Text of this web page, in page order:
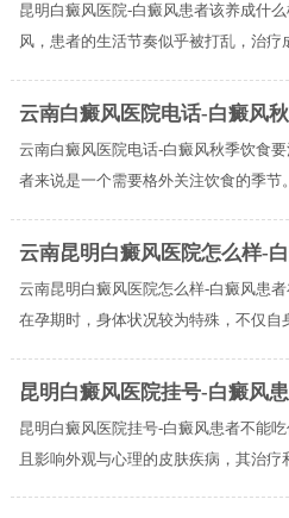
昆明白癜风医院-白癜风患者该养成什
风，患者的生活节奏似乎被打乱，治疗
云南白癜风医院电话-白癜风
云南白癜风医院电话-白癜风秋季饮食
者来说是一个需要格外关注饮食的季节
云南昆明白癜风医院怎么样-
云南昆明白癜风医院怎么样-白癜风患
在孕期时，身体状况较为特殊，不仅自
昆明白癜风医院挂号-白癜风
昆明白癜风医院挂号-白癜风患者不能
且影响外观与心理的皮肤疾病，其治疗和